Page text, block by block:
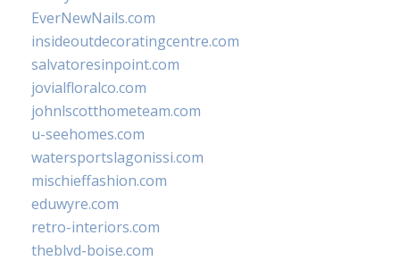
EverNewNails.com
insideoutdecoratingcentre.com
salvatoresinpoint.com
jovialfloralco.com
johnlscotthometeam.com
u-seehomes.com
watersportslagonissi.com
mischieffashion.com
eduwyre.com
retro-interiors.com
theblvd-boise.com